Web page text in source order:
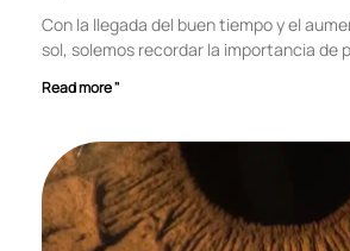
Con la llegada del buen tiempo y el
sol, solemos recordar la importancia de
Read more "